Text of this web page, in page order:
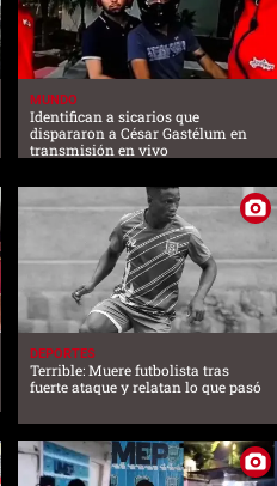
MUNDO
Identifican a sicarios que
dispararon a César Gastélum en
transmisión en vivo
DEPORTES
Terrible: Muere futbolista tras
fuerte ataque y relatan lo que pasó